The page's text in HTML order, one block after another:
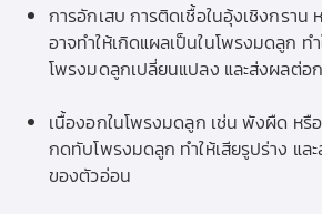
การอักเสบ การติดเชื้อในอุ้งเชิงกราน
อาจทำให้เกิดแผลเป็นในโพรงมดลูก ท
โพรงมดลูกเปลี่ยนแปลง และส่งผลต่อ
เนื้องอกในโพรงมดลูก เช่น พังผืด หรื
กดทับโพรงมดลูก ทำให้เสียรูปร่าง แล
ของตัวอ่อน